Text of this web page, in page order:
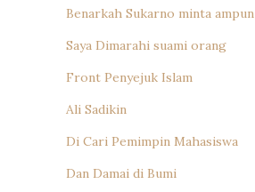
Benarkah Sukarno minta ampun
Saya Dimarahi suami orang
Front Penyejuk Islam
Ali Sadikin
Di Cari Pemimpin Mahasiswa
Dan Damai di Bumi